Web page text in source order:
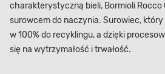
charakterystyczną bieli, Bormioli Rocco
surowcem do naczynia. Surowiec, który
w 100% do recyklingu, a dzięki
się na wytrzymałość i trwałość.